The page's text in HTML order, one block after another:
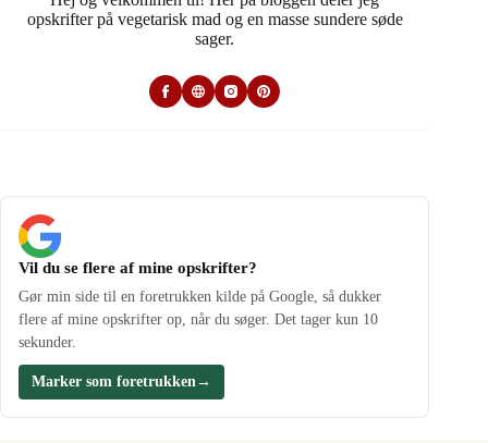
opskrifter på vegetarisk mad og en masse sundere søde
sager.
Vil du se flere af mine opskrifter?
Gør min side til en foretrukken kilde på Google, så dukker
flere af mine opskrifter op, når du søger. Det tager kun 10
sekunder.
Marker som foretrukken→